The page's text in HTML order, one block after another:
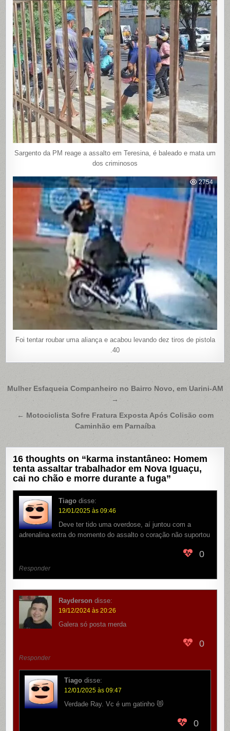
Sargento da PM reage a assalto em Teresina, é baleado e mata um
dos criminosos
2754
Foi tentar roubar uma aliança e acabou levando dez tiros de pistola
.40
Navegação
Post
Mulher Esfaqueia Companheiro no Bairro Novo, em Uarini-AM
→
← Motociclista Sofre Fratura Exposta Após Colisão com
Caminhão em Parnaíba
16 thoughts on “karma instantâneo: Homem
tenta assaltar trabalhador em Nova Iguaçu,
cai no chão e morre durante a fuga”
Tiago disse:
12/01/2025 às 09:46
Deve ter tido uma overdose, aí juntou com a
adrenalina extra do momento do assalto o coração não suportou
0
Responder
Rayderson disse:
19/12/2024 às 20:26
Galera só posta merda
0
Responder
Tiago disse:
12/01/2025 às 09:47
Verdade Ray. Vc é um gatinho 😻
0